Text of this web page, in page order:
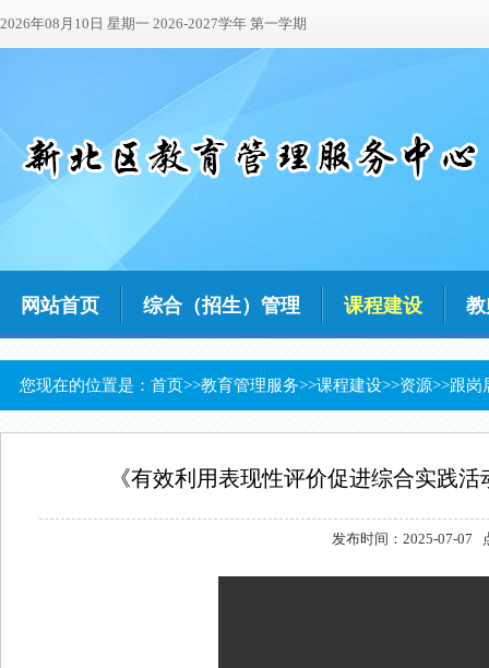
2026年08月10日 星期一 2026-2027学年 第一学期
网站首页 综合（招生）管理 课程建设
您现在的位置是： 首页>>教育管理服务>>课程建设>>资源>>跟岗
《有效利用表现性评价促进综合实践
发布时间：2025-07-07